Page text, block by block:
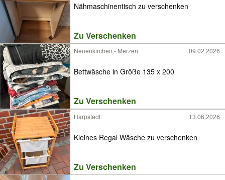
Nähmaschinentisch zu verschenken
Zu Verschenken
Neuenkirchen - Merzen 09.02.2026
Bettwäsche in Größe 135 x 200
Zu Verschenken
Harpstedt 13.06.2026
Kleines Regal Wäsche zu verschenken
Zu Verschenken